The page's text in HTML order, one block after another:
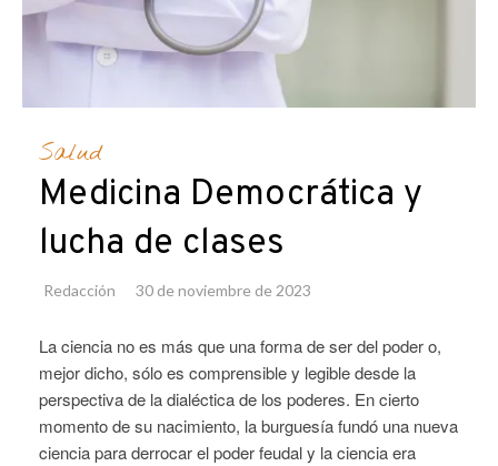
Salud
Medicina Democrática y
lucha de clases
Redacción 30 de noviembre de 2023
La ciencia no es más que una forma de ser del poder o,
mejor dicho, sólo es comprensible y legible desde la
perspectiva de la dialéctica de los poderes. En cierto
momento de su nacimiento, la burguesía fundó una nueva
ciencia para derrocar el poder feudal y la ciencia era